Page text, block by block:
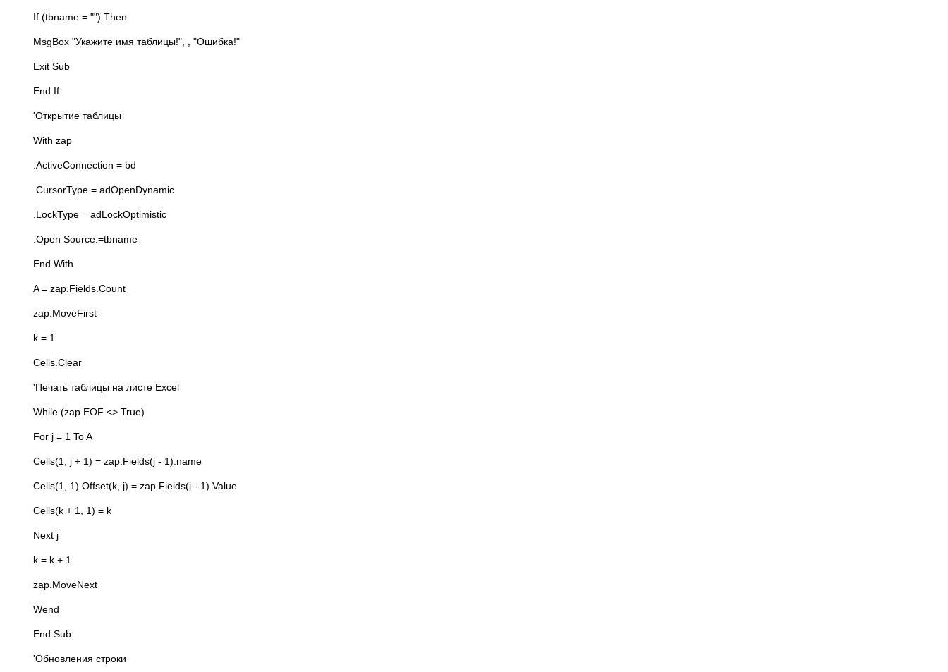
If (tbname = "") Then
MsgBox "Укажите имя таблицы!", , "Ошибка!"
Exit Sub
End If
'Открытие таблицы
With zap
.ActiveConnection = bd
.CursorType = adOpenDynamic
.LockType = adLockOptimistic
.Open Source:=tbname
End With
A = zap.Fields.Count
zap.MoveFirst
k = 1
Cells.Clear
'Печать таблицы на листе Excel
While (zap.EOF <> True)
For j = 1 To A
Cells(1, j + 1) = zap.Fields(j - 1).name
Cells(1, 1).Offset(k, j) = zap.Fields(j - 1).Value
Cells(k + 1, 1) = k
Next j
k = k + 1
zap.MoveNext
Wend
End Sub
'Обновления строки